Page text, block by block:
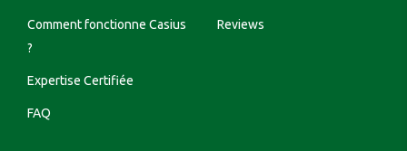
Comment fonctionne Casius
?
Expertise Certifiée
FAQ
Reviews